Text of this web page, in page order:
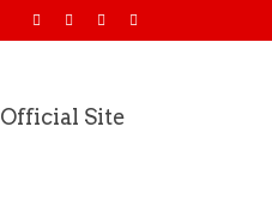
Official Site